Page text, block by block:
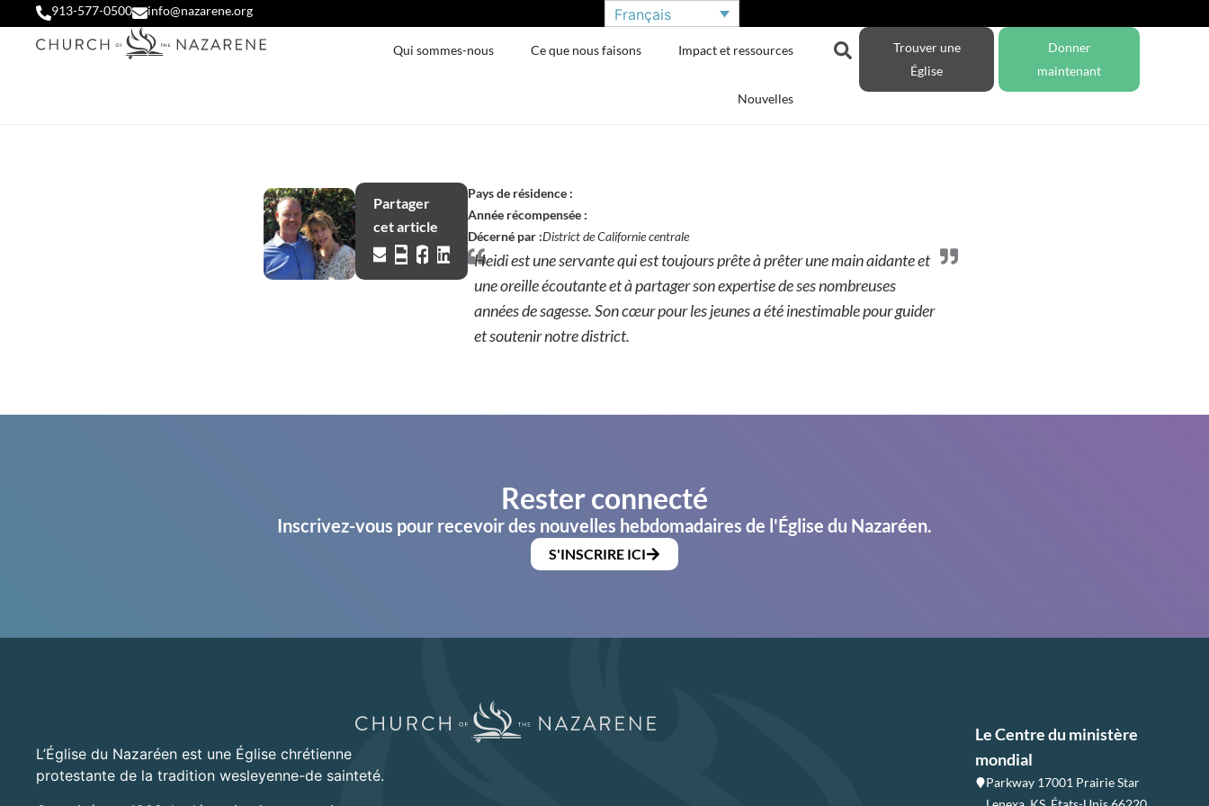
913-577-0500 info@nazarene.org Français
Qui sommes-nous Ce que nous faisons Impact et ressources
Nouvelles
Trouver une
Église
Donner
maintenant
Partager
cet article
Pays de résidence :
Année récompensée :
Décerné par :District de Californie centrale
Heidi est une servante qui est toujours prête à prêter une main aidante et
une oreille écoutante et à partager son expertise de ses nombreuses
années de sagesse. Son cœur pour les jeunes a été inestimable pour guider
et soutenir notre district.
Rester connecté
Inscrivez-vous pour recevoir des nouvelles hebdomadaires de l'Église du Nazaréen.
S'INSCRIRE ICI
L’Église du Nazaréen est une Église chrétienne
protestante de la tradition wesleyenne-de sainteté.
Le Centre du ministère
mondial
Parkway 17001 Prairie Star